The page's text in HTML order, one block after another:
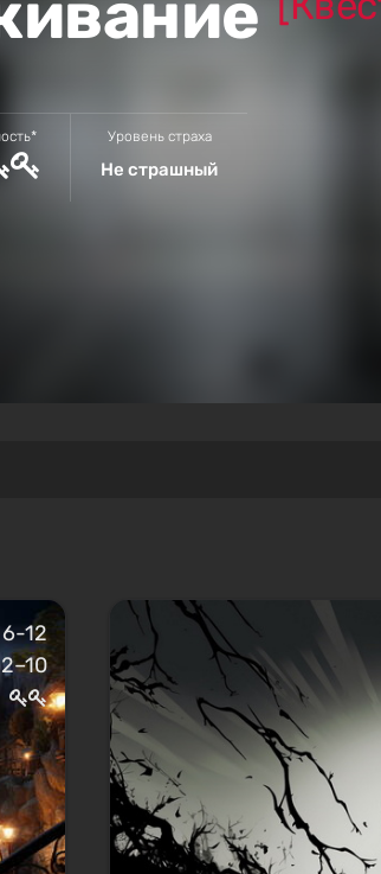
Уровень страха
Не страшный
6-12